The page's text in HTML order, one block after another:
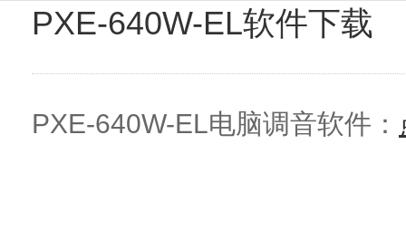
PXE-640W-EL软件下载
PXE-640W-EL电脑调音软件：